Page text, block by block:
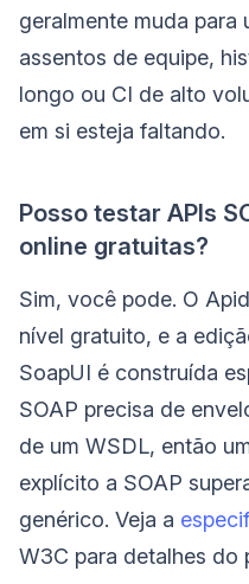
geralmente muda para
assentos de equipe,
longo ou CI de alto
em si esteja faltando.
Posso testar APIs
online gratuitas?
Sim, você pode. O
nível gratuito, e a
SoapUI é construída
SOAP precisa de
de um WSDL, então
explícito a SOAP
genérico. Veja a
W3C para detalhes do